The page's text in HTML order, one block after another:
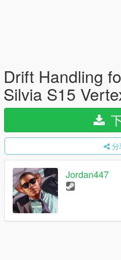
Drift Handling
Silvia S15
分
Jordan447